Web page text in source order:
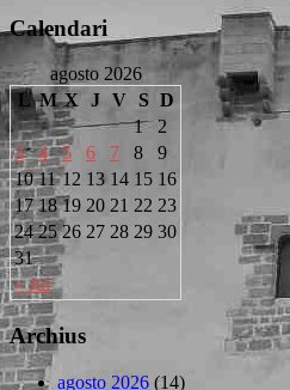
Calendari
agosto 2026
L M X J V S D
« Jul
1
2
3
4 5 6 7 8
9
10 11 12 13 14 15 16
17 18 19 20 21 22 23
24 25 26 27 28 29 30
31
Archius
agosto 2026 (14)